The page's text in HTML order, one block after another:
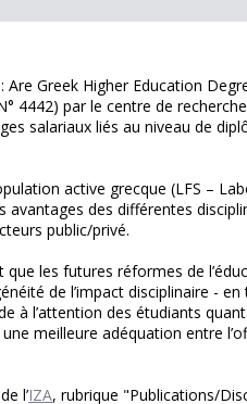
Are Greek Higher Education
4442) par le centre de
salariaux liés au niveau de
active grecque (LFS –
avantages des différentes
public/privé.
les futures réformes de
de l’impact disciplinaire - en
à l’attention des étudiants
meilleure adéquation entre
l’IZA, rubrique "Publications/